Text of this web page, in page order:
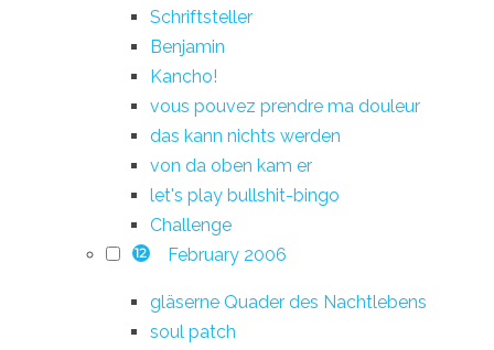
Schriftsteller
Benjamin
Kancho!
vous pouvez prendre ma douleur
das kann nichts werden
von da oben kam er
let's play bullshit-bingo
Challenge
12 February 2006
gläserne Quader des Nachtlebens
soul patch